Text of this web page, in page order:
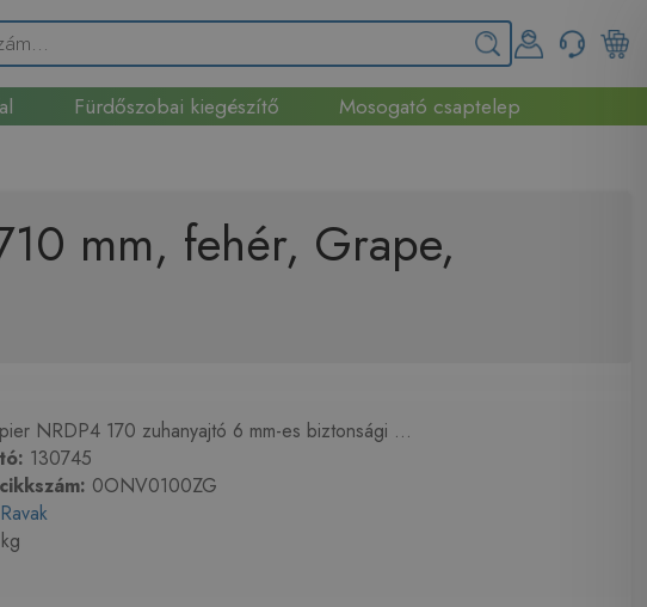
Fürdőszobai kiegészítő
Mosogató csaptelep
mm, fehér, Grape,
NRDP4 170 zuhanyajtó 6 mm-es biztonsági ...
130745
0ONV0100ZG
Ravak